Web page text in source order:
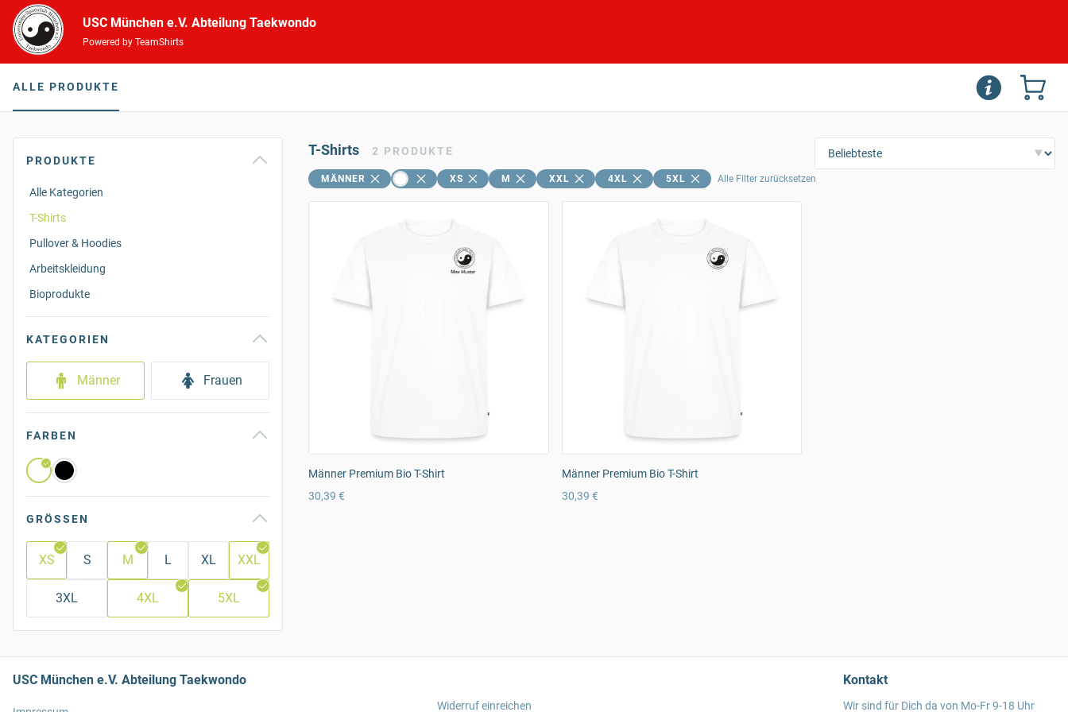
USC München e.V. Abteilung Taekwondo
Powered by TeamShirts
ALLE PRODUKTE
PRODUKTE
Alle Kategorien
T-Shirts
Pullover & Hoodies
Arbeitskleidung
Bioprodukte
KATEGORIEN
Männer Frauen
FARBEN
GRÖSSEN
XS S M L XL XXL
3XL 4XL 5XL
T-Shirts 2 PRODUKTE
MÄNNER XS M XXL 4XL 5XL Alle Filter zurücksetzen
Männer Premium Bio T-Shirt
30,39 €
Männer Premium Bio T-Shirt
30,39 €
USC München e.V. Abteilung Taekwondo
Widerruf einreichen
Kontakt
Wir sind für Dich da von Mo-Fr 9-18 Uhr